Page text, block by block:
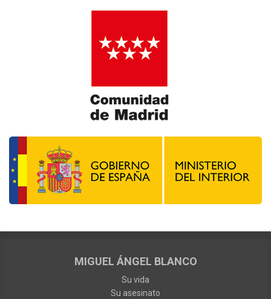
MIGUEL ÁNGEL BLANCO
Su vida
Su asesinato